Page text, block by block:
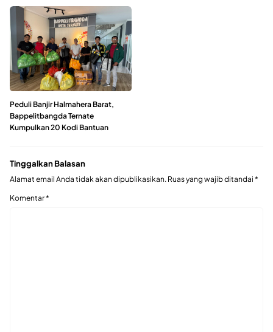
Peduli Banjir Halmahera Barat,
Bappelitbangda Ternate
Kumpulkan 20 Kodi Bantuan
Tinggalkan Balasan
Alamat email Anda tidak akan dipublikasikan. Ruas yang wajib ditandai *
Komentar*